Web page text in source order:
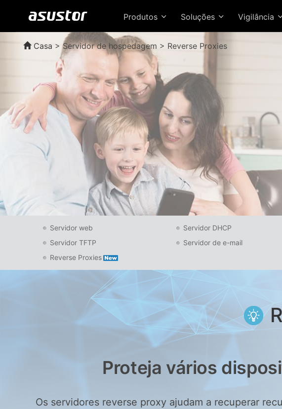
Produtos Soluções Vigilância
Casa >Servidor de hospedagem > Reverse Proxies
Servidor web Servidor DHCP
Servidor TFTP
Servidor de e-mail
Reverse Proxies
Proteja vários
Os servidores reverse proxy ajudam a recuperar